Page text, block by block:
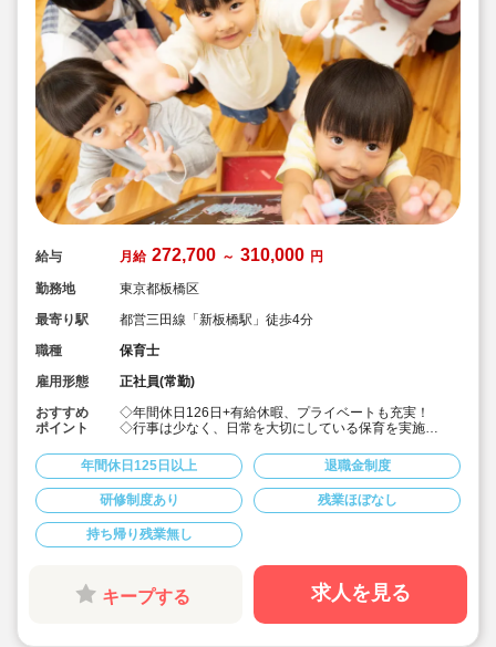
給与 月給 272,700 ～ 310,000 円
勤務地
東京都板橋区
最寄り駅
都営三田線「新板橋駅」徒歩4分
職種
保育士
雇用形態
正社員(常勤)
おすすめ
ポイント
◇年間休日126日+有給休暇、プライベートも充実！
◇行事は少なく、日常を大切にしている保育を実施
にしています。
◇産休・育休からの復帰（男性の育休実績あり）、時短
勤務実績多数で働きやすい職場です
◇ヘアカラーは自由。髪色の制限なし。
◇20代で経験少ない方もノビノビ働きやすい環境
◇書き物のICT化も進めており持ち帰り業務/残業ほぼな
し。
◇残業した場合の代は1分単位で支給されます
◇子どもが自分の意志や感情を尊重され、自分で選択し
ていくことをあたたかく見守り、子どもが主体の保育を
年間休日125日以上 退職金制度
研修制度あり 残業ほぼなし
持ち帰り残業無し
キープする 求人を見る